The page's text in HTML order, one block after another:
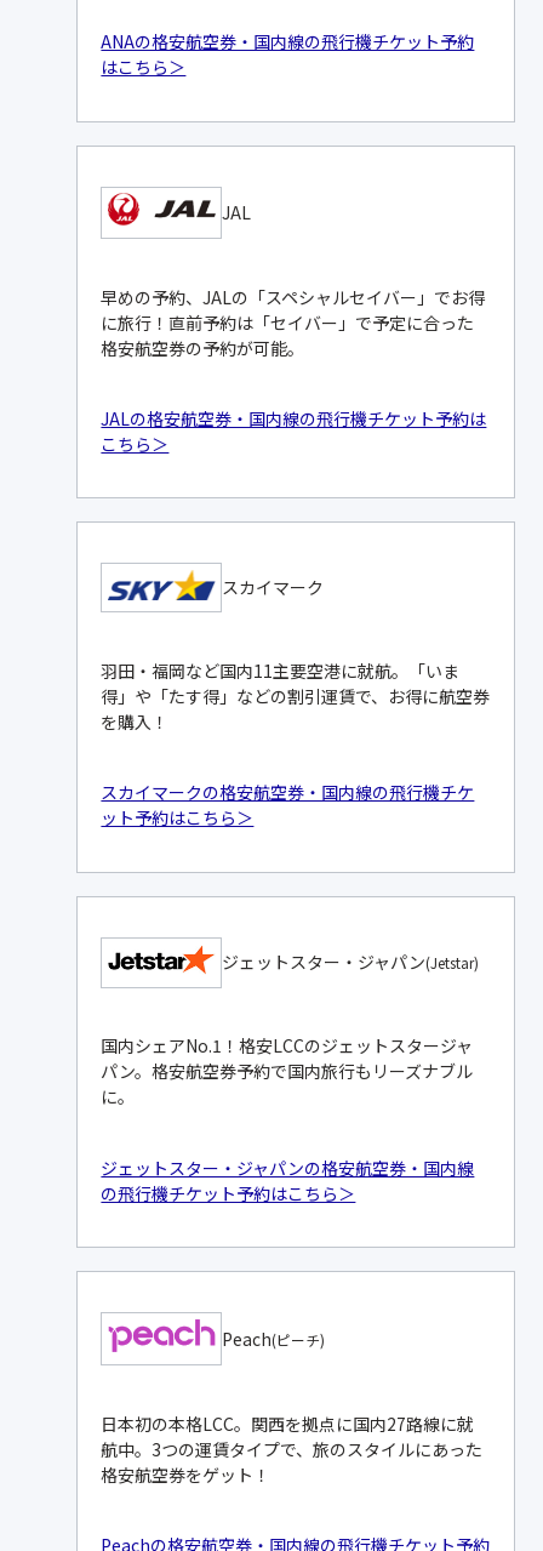
ANAの格安航空券・国内線の飛行機チケット予約
はこちら＞
JAL
早めの予約、JALの「スペシャルセイバー」でお得
に旅行！直前予約は「セイバー」で予定に合った
格安航空券の予約が可能。
JALの格安航空券・国内線の飛行機チケット予約は
こちら＞
スカイマーク
羽田・福岡など国内11主要空港に就航。「いま
得」や「たす得」などの割引運賃で、お得に航空券
を購入！
スカイマークの格安航空券・国内線の飛行機チケ
ット予約はこちら＞
ジェットスター・ジャパン(Jetstar)
国内シェアNo.1！格安LCCのジェットスタージャ
パン。格安航空券予約で国内旅行もリーズナブル
に。
ジェットスター・ジャパンの格安航空券・国内線
の飛行機チケット予約はこちら＞
Peach(ピーチ)
日本初の本格LCC。関西を拠点に国内27路線に就
航中。3つの運賃タイプで、旅のスタイルにあった
格安航空券をゲット！
Peachの格安航空券・国内線の飛行機チケット予約